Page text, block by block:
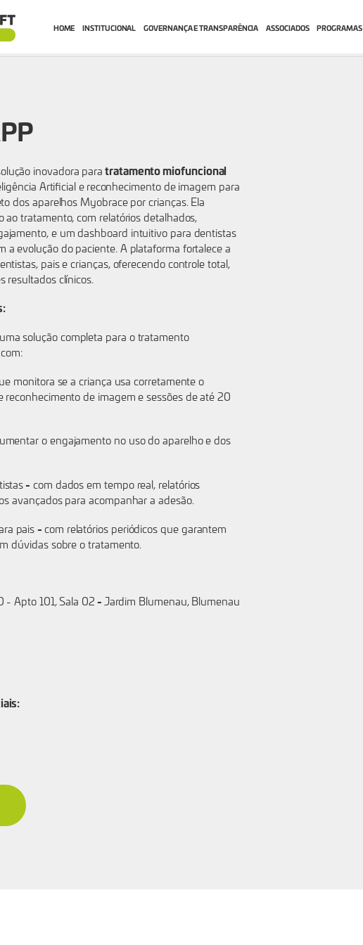
HOME INSTITUCIONAL GOVERNANÇA E TRANSPARÊNCIA ASSOCIADOS PROGRAMAS
inovadora paratratamento miofuncional
Artificial e reconhecimento de imagem para
dos aparelhos Myobrace por crianças. Ela
ao tratamento, com relatórios detalhados,
e um dashboard intuitivo para dentistas
a evolução do paciente. A plataforma fortalece a
pais e crianças, oferecendo controle total,
resultados clínicos.
solução completa para o tratamento
monitora se a criança usa corretamente o
reconhecimento de imagem e sessões de até 20
o engajamento no uso do aparelho e dos
- com dados em tempo real, relatórios
avançados para acompanhar a adesão.
pais- com relatórios periódicos que garantem
dúvidas sobre o tratamento.
- Apto 101, Sala 02- Jardim Blumenau, Blumenau